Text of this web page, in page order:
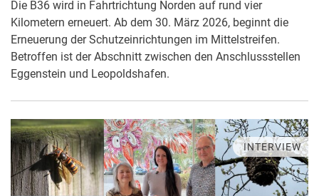
Die B36 wird in Fahrtrichtung Norden auf rund vier
Kilometern erneuert. Ab dem 30. März 2026, beginnt die
Erneuerung der Schutzeinrichtungen im Mittelstreifen.
Betroffen ist der Abschnitt zwischen den Anschlussstellen
Eggenstein und Leopoldshafen.
INTERVIEW